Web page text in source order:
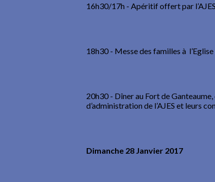
16h30/17h - Apéritif offert par
18h30 - Messe des familles à
20h30 - Dîner au Fort de
d’administration de l’AJES et leurs
Dimanche 28 Janvier 2017